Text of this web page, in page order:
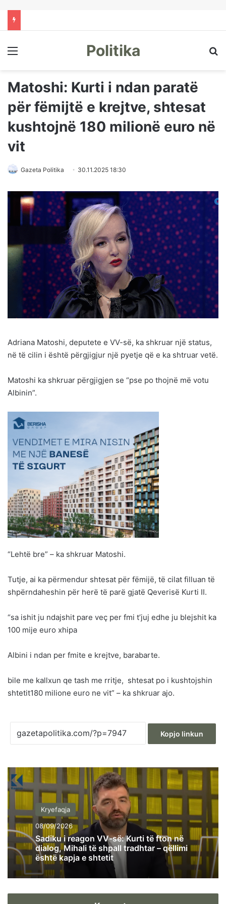
Menu Politika
Matoshi: Kurti i ndan paratë
për fëmijtë e krejtve, shtesat
kushtojnë 180 milionë euro në
vit
Gazeta Politika 30.11.2025 18:30
Adriana Matoshi, deputete e VV-së, ka shkruar një status,
në të cilin i është përgjigjur një pyetje që e ka shtruar vetë.
Matoshi ka shkruar përgjigjen se “pse po thojnë më votu
Albinin”.
“Lehtë bre” – ka shkruar Matoshi.
Tutje, ai ka përmendur shtesat për fëmijë, të cilat filluan të
shpërndaheshin për herë të parë gjatë Qeverisë Kurti II.
“sa ishit ju ndajshit pare veç per fmi t’juj edhe ju blejshit ka
100 mije euro xhipa
Albini i ndan per fmite e krejtve, barabarte.
bile me kallxun qe tash me rritje, shtesat po i kushtojshin
shtetit180 milione euro ne vit” – ka shkruar ajo.
Kopjo linkun
Kryefaqja
08/09/2026
Sadiku i reagon VV-së: Kurti të fton në
dialog, Mihali të shpall tradhtar – qëllimi
është kapja e shtetit